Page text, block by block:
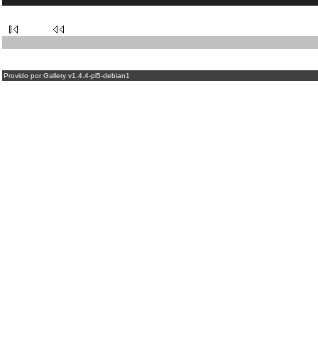
Provido por Gallery v1.4.4-pl5-debian1